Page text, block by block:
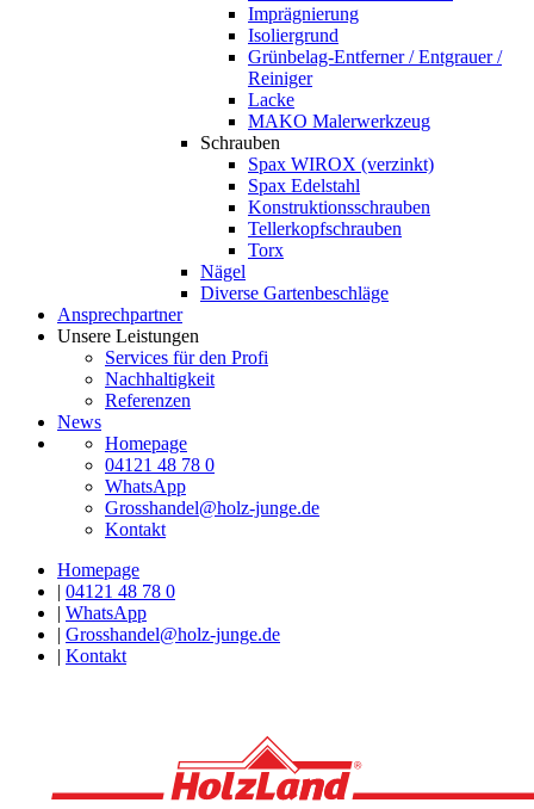
Imprägnierung
Isoliergrund
Grünbelag-Entferner / Entgrauer /
Reiniger
Lacke
MAKO Malerwerkzeug
Schrauben
Spax WIROX (verzinkt)
Spax Edelstahl
Konstruktionsschrauben
Tellerkopfschrauben
Torx
Nägel
Diverse Gartenbeschläge
Ansprechpartner
Unsere Leistungen
Services für den Profi
Nachhaltigkeit
Referenzen
News
Homepage
04121 48 78 0
WhatsApp
Grosshandel@holz-junge.de
Kontakt
Homepage
| 04121 48 78 0
| WhatsApp
| Grosshandel@holz-junge.de
| Kontakt